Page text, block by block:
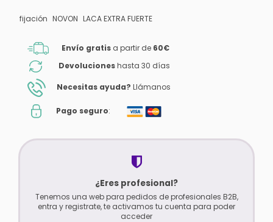
fijación NOVON LACA EXTRA FUERTE
Envío gratis a partir de 60€
Devolucioneshasta 30 días
Necesitas ayuda? Llámanos
Pago seguro:
¿Eres profesional?
Tenemos una web para pedidos de profesionales B2B,
entra y registrate, te activamos tu cuenta para poder
acceder